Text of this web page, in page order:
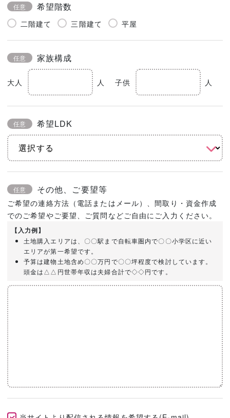
任意 希望階数
二階建て 三階建て 平屋
任意 家族構成
大人 人 子供 人
任意 希望LDK
任意 その他、ご要望等
ご希望の連絡方法（電話またはメール）、間取り・資金作成
でのご希望やご要望、ご質問などご自由にご入力ください。
【入力例】
土地購入エリアは、〇〇駅まで自転車圏内で〇〇小学区に近い
エリアが第一希望です。
予算は建物土地含め〇〇万円で〇〇坪程度で検討しています。
頭金は△△円世帯年収は夫婦合計で◇◇円です。